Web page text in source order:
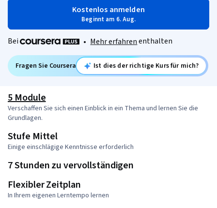
Kostenlos anmelden
Beginnt am 6. Aug.
Bei • Mehr erfahrenenthalten
Fragen Sie Coursera Ist dies der richtige Kurs für mich?
5 Module
Verschaffen Sie sich einen Einblick in ein Thema und lernen Sie die
Grundlagen.
Stufe Mittel
Einige einschlägige Kenntnisse erforderlich
7 Stunden zu vervollständigen
Flexibler Zeitplan
In Ihrem eigenen Lerntempo lernen